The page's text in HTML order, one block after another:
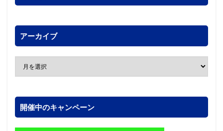
アーカイブ
開催中のキャンペーン